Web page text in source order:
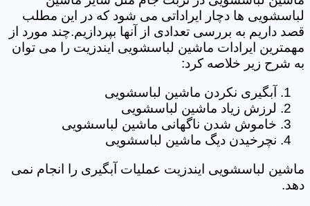
لباسشویی ها دچار ایراداتی می شود که در این مطلب
قصد داریم به بررسی تعدادی از آنها بپردازیم.چند مورد از
مهمترین ایرادات ماشین لباسشویی ایندزیت را می توان
به شرح زیر خلاصه کرد:
آبگیری نکردن ماشین لباسشویی
لرزش زیاد ماشین لباسشویی
خاموش شدن ناگهانی ماشین لباسشویی
نچرخیدن دیگ ماشین لباسشویی
ماشین لباسشویی ایندزیت عملیات آبگیری را انجام نمی
دهد.